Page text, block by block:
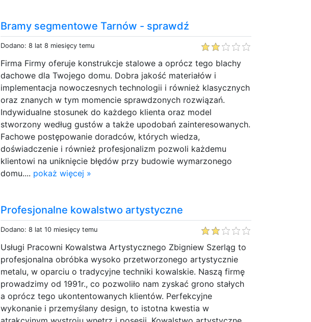
Bramy segmentowe Tarnów - sprawdź
Dodano: 8 lat 8 miesięcy temu
Firma Firmy oferuje konstrukcje stalowe a oprócz tego blachy
dachowe dla Twojego domu. Dobra jakość materiałów i
implementacja nowoczesnych technologii i również klasycznych
oraz znanych w tym momencie sprawdzonych rozwiązań.
Indywidualne stosunek do każdego klienta oraz model
stworzony według gustów a także upodobań zainteresowanych.
Fachowe postępowanie doradców, których wiedza,
doświadczenie i również profesjonalizm pozwoli każdemu
klientowi na uniknięcie błędów przy budowie wymarzonego
domu.... pokaż więcej »
Profesjonalne kowalstwo artystyczne
Dodano: 8 lat 10 miesięcy temu
Usługi Pracowni Kowalstwa Artystycznego Zbigniew Szerląg to
profesjonalna obróbka wysoko przetworzonego artystycznie
metalu, w oparciu o tradycyjne techniki kowalskie. Naszą firmę
prowadzimy od 1991r., co pozwoliło nam zyskać grono stałych
a oprócz tego ukontentowanych klientów. Perfekcyjne
wykonanie i przemyślany design, to istotna kwestia w